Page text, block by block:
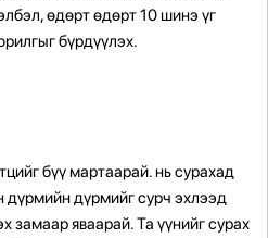
өдөрт өдөрт 10 шинэ үг
бүрдүүлэх.
бүү мартаарай.нь сурахад
дүрмийг сурч эхлээд
замаар яваарай. Та үүнийг сурах